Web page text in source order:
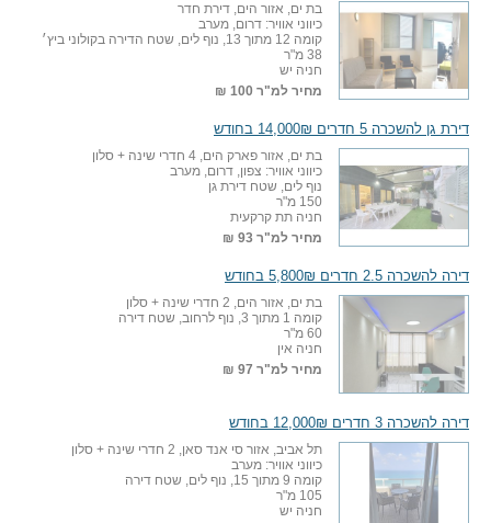
בת ים, אזור הים, דירת חדר
כיווני אוויר: דרום, מערב
קומה 12 מתוך 13, נוף לים, שטח הדירה בקולוני ביץ׳
38 מ"ר
חניה יש
מחיר למ"ר 100 ₪
דירת גן להשכרה 5 חדרים 14,000₪ בחודש
בת ים, אזור פארק הים, 4 חדרי שינה + סלון
כיווני אוויר: צפון, דרום, מערב
נוף לים, שטח דירת גן
150 מ"ר
חניה תת קרקעית
מחיר למ"ר 93 ₪
דירה להשכרה 2.5 חדרים 5,800₪ בחודש
בת ים, אזור הים, 2 חדרי שינה + סלון
קומה 1 מתוך 3, נוף לרחוב, שטח דירה
60 מ"ר
חניה אין
מחיר למ"ר 97 ₪
דירה להשכרה 3 חדרים 12,000₪ בחודש
תל אביב, אזור סי אנד סאן, 2 חדרי שינה + סלון
כיווני אוויר: מערב
קומה 9 מתוך 15, נוף לים, שטח דירה
105 מ"ר
חניה יש